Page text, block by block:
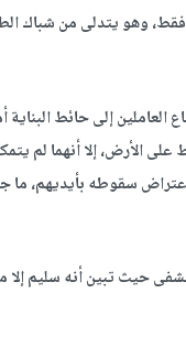
فقط، وهو يتدلى من شباك
العاملين إلى حائط البناية
الأرض، إلا أنهما لم
اعتراض سقوطه بأيديهم،
حيث تبين أنه سليم